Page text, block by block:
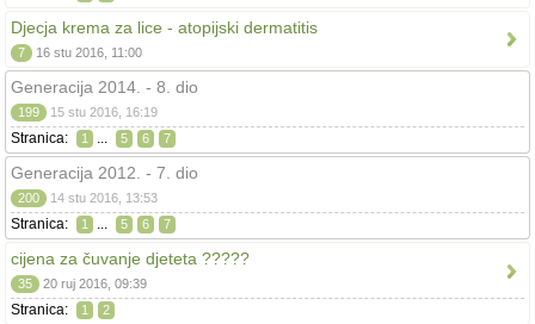
Djecja krema za lice - atopijski dermatitis
7 16 stu 2016, 11:00
Generacija 2014. - 8. dio
199 15 stu 2016, 16:19
Stranica: 1 ... 5 6 7
Generacija 2012. - 7. dio
200 14 stu 2016, 13:53
Stranica: 1 ... 5 6 7
cijena za čuvanje djeteta ?????
35 20 ruj 2016, 09:39
Stranica: 1 2